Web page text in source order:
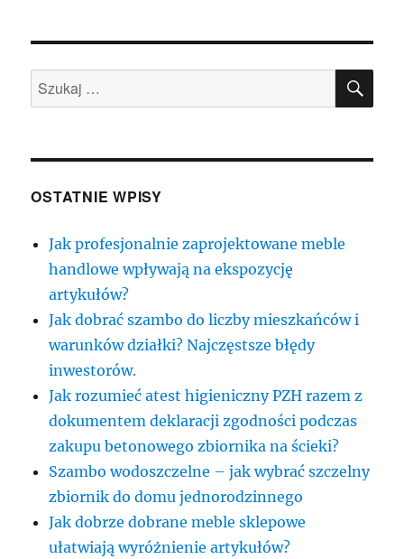
Szukaj:
OSTATNIE WPISY
Jak profesjonalnie zaprojektowane meble
handlowe wpływają na ekspozycję
artykułów?
Jak dobrać szambo do liczby mieszkańców i
warunków działki? Najczęstsze błędy
inwestorów.
Jak rozumieć atest higieniczny PZH razem z
dokumentem deklaracji zgodności podczas
zakupu betonowego zbiornika na ścieki?
Szambo wodoszczelne – jak wybrać szczelny
zbiornik do domu jednorodzinnego
Jak dobrze dobrane meble sklepowe
ułatwiają wyróżnienie artykułów?